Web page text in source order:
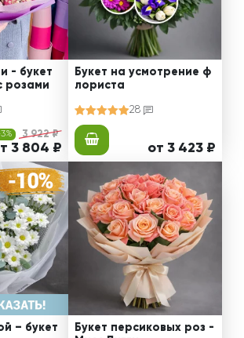
- букет
розами
3 922 ₽
3 804 ₽
Букет на усмотрение ф
лориста
28
от 3 423 ₽
– букет
Букет персиковых роз -